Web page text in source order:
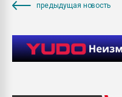
предыдущая новость